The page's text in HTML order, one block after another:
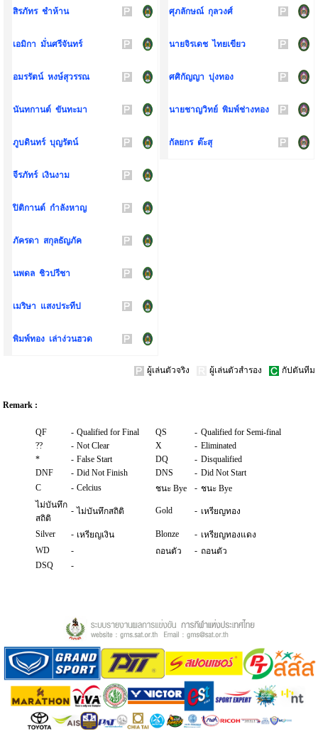
สิรภัทร ชำห้าน
เอมิกา มั่นศรีจันทร์
อมรรัตน์ หงษ์สุวรรณ
นันทกานต์ ขันทะมา
ภูบดินทร์ บุญรัตน์
จีรภัทร์ เงินงาม
ปิติกานต์ กำลังหาญ
ภัครดา สกุลธัญภัค
นพดล ชิวปรีชา
เมริษา แสงประทีป
พิมพ์ทอง เล่าง่วนฮวด
ศุภลักษณ์ กุลวงศ์
นายจิรเดช ไทยเขียว
ศศิกัญญา บุ่งทอง
นายชาญวิทย์ พิมพ์ช่างทอง
กัลยกร ต๊ะสุ
ผู้เล่นตัวจริง ผู้เล่นตัวสำรอง กัปตันทีม
Remark :
QF - Qualified for Final QS - Qualified for Semi-final
??
- Not Clear X - Eliminated
*
- False Start DQ - Disqualified
DNF
- Did Not Finish DNS - Did Not Start
C
- Celcius ชนะ Bye - ชนะ Bye
ไม่บันทึก
สถิติ
- ไม่บันทึกสถิติ Gold - เหรียญทอง
Silver - เหรียญเงิน Blonze - เหรียญทองแดง
WD
- ถอนตัว - ถอนตัว
DSQ
-